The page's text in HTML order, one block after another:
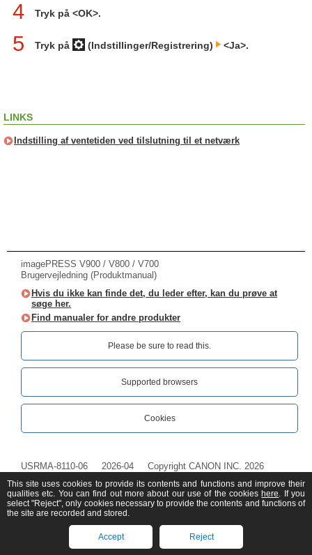
4 Tryk på <OK>.
5 Tryk på (Indstillinger/Registrering) <Ja>.
LINKS
Indstilling af ventetiden ved tilslutning til et netværk
imagePRESS V900 / V800 / V700
Brugervejledning (Produktmanual)
Hvis du ikke kan finde det, du leder efter, kan du prøve at
søge her.
Find manualer for andre produkter
Please be sure to read this.‎
Supported browsers
Cookies
USRMA-8110-06 2026-04 Copyright CANON INC. 2026
This site uses cookies to provide its contents and functions and improve their
qualities etc. You can find out more about our use of the cookies here. If you
select "Reject", only cookies necessary to provide the contents and functions of
the site are recorded and stored.
Accept Reject